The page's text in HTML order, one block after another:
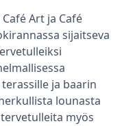
Art ja Café
sijaitseva
ja baarin
lounasta
myös